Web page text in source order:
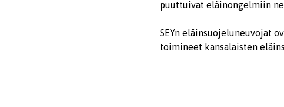
puuttuivat eläinongelmiin
SEYn eläinsuojeluneuvojat
toimineet kansalaisten